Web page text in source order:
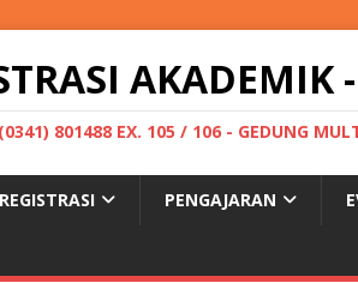
AKADEMIK
801488 EX. 105 / 106 - GEDUNG
REGISTRASI PENGAJARAN